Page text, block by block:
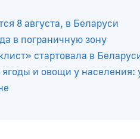
8 августа, в Беларуси
в пограничную зону